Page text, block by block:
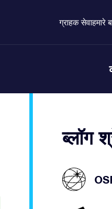
ग्राहक सेवाहमारे
ब्लॉग